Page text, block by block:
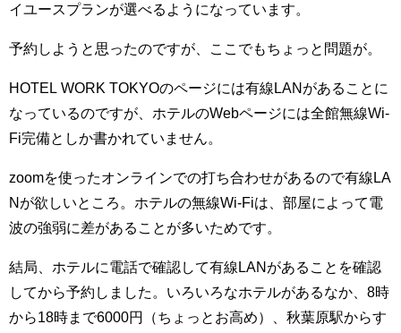
イユースプランが選べるようになっています。
予約しようと思ったのですが、ここでもちょっと問題が。
HOTEL WORK TOKYOのページには有線LANがあることに
なっているのですが、ホテルのWebページには全館無線Wi-
Fi完備としか書かれていません。
zoomを使ったオンラインでの打ち合わせがあるので有線LA
Nが欲しいところ。ホテルの無線Wi-Fiは、部屋によって電
波の強弱に差があることが多いためです。
結局、ホテルに電話で確認して有線LANがあることを確認
してから予約しました。いろいろなホテルがあるなか、8時
から18時まで6000円（ちょっとお高め）、秋葉原駅からす